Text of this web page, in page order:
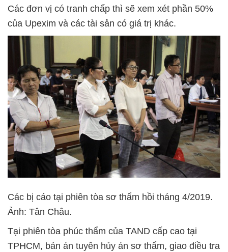
Các đơn vị có tranh chấp thì sẽ xem xét phần 50%
của Upexim và các tài sản có giá trị khác.
Các bị cáo tại phiên tòa sơ thẩm hồi tháng 4/2019.
Ảnh: Tân Châu.
Tại phiên tòa phúc thẩm của TAND cấp cao tại
TPHCM, bản án tuyên hủy án sơ thẩm, giao điều tra